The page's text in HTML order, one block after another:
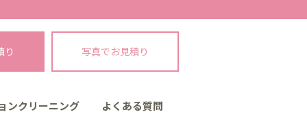
り 写真でお見積り
ンクリーニング よくある質問